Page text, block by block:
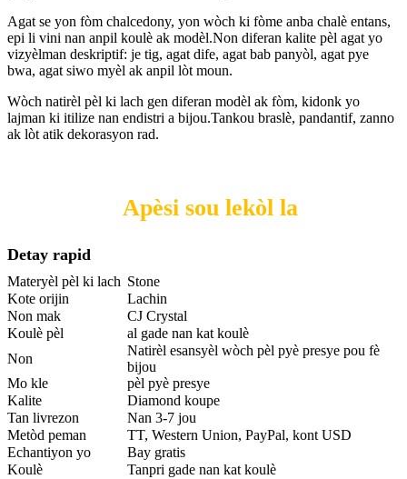
Agat se yon fòm chalcedony, yon wòch ki fòme anba chalè entans,
epi li vini nan anpil koulè ak modèl.Non diferan kalite pèl agat yo
vizyèlman deskriptif: je tig, agat dife, agat bab panyòl, agat pye
bwa, agat siwo myèl ak anpil lòt moun.
Wòch natirèl pèl ki lach gen diferan modèl ak fòm, kidonk yo
lajman ki itilize nan endistri a bijou.Tankou braslè, pandantif, zanno
ak lòt atik dekorasyon rad.
Apèsi sou lekòl la
Detay rapid
Materyèl pèl ki lach Stone
Kote orijin
Lachin
Non mak
CJ Crystal
Koulè pèl
al gade nan kat koulè
Non
Natirèl esansyèl wòch pèl pyè presye pou fè
bijou
Mo kle
pèl pyè presye
Kalite
Diamond koupe
Tan livrezon
Nan 3-7 jou
Metòd peman
TT, Western Union, PayPal, kont USD
Echantiyon yo
Bay gratis
Koulè
Tanpri gade nan kat koulè